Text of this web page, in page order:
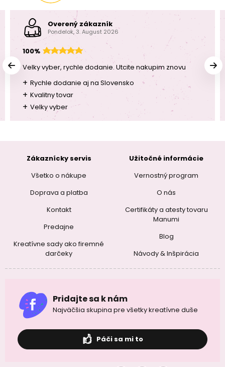
Overený zákazník
Pondelok, 3. August 2026
100%
Velky vyber, rychle dodanie. Utcite nakupim znovu
+ Rychle dodanie aj na Slovensko
+ Kvalitny tovar
+ Velky vyber
Zákaznícky servis
Všetko o nákupe
Doprava a platba
Kontakt
Predajne
Kreatívne sady ako firemné
darčeky
Užitočné informácie
Vernostný program
O nás
Certifikáty a atesty tovaru
Manumi
Blog
Návody & Inšpirácia
Pridajte sa k nám
Najväčšia skupina pre všetky kreatívne duše
Páči sa mi to